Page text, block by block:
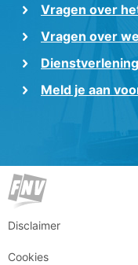
Vragen over
Vragen over
Meld je aan
Disclaimer
Cookies